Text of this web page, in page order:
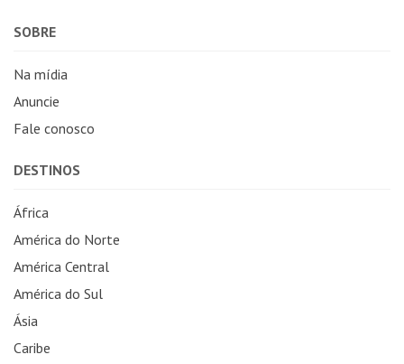
SOBRE
Na mídia
Anuncie
Fale conosco
DESTINOS
África
América do Norte
América Central
América do Sul
Ásia
Caribe